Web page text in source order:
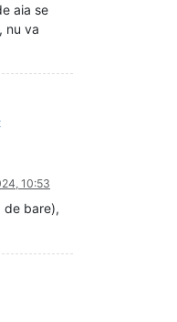
aia se
nu va
10:53
de bare),